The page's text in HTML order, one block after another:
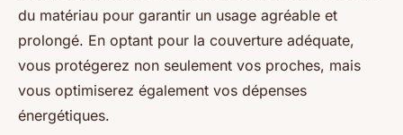
du matériau pour garantir un usage agréable et
prolongé. En optant pour la couverture adéquate,
vous protégerez non seulement vos proches, mais
vous optimiserez également vos dépenses
énergétiques.